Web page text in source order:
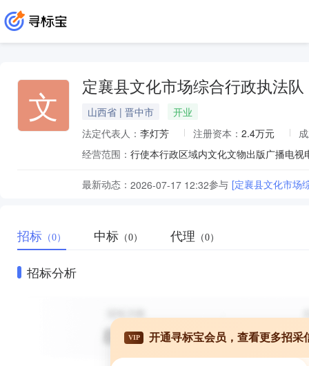
文 定襄县文化市场综合行政执法队
山西省 | 晋中市
开业
法定代表人： 李灯芳 注册资本： 2.4万元
经营范围： 行使本行政区域内文化文物出版广播电
最新动态： 2026-07-17 12:32参与 [定襄县文化市场
招标 （0） 中标 （0） 代理 （0）
招标分析
VIP 开通寻标宝会员，查看更多招采